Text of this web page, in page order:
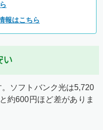
報はこちら
い
ソフトバンク光は5,720
約600円ほど差がありま